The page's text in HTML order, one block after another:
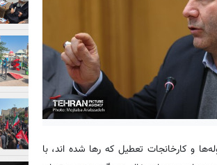
و کارخانجات تعطیل که رها شده اند، با